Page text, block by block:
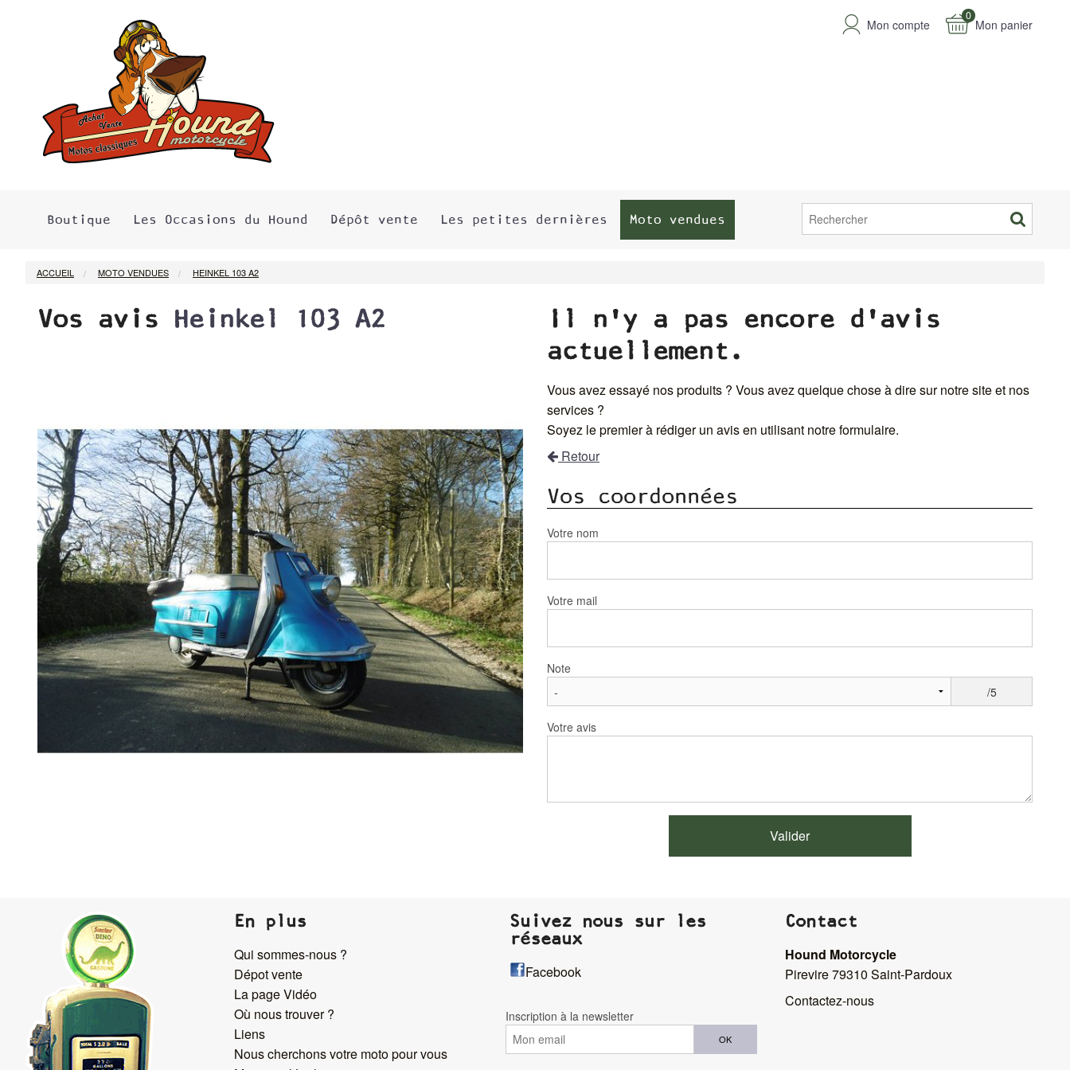
0
Mon panier
Mon compte
Boutique Les Occasions du Hound Dépôt vente Les petites dernières Moto vendues
ACCUEIL MOTO VENDUES HEINKEL 103 A2
Vos avis Heinkel 103 A2
Il n'y a pas encore d'avis
actuellement.
Vous avez essayé nos produits ? Vous avez quelque chose à dire sur notre site et nos
services ?
Soyez le premier à rédiger un avis en utilisant notre formulaire.
Retour
Vos coordonnées
Votre nom
Votre mail
Note
/5
Votre avis
En plus
Qui sommes-nous ?
Dépot vente
La page Vidéo
Où nous trouver ?
Liens
Nous cherchons votre moto pour vous
Suivez nous sur les
réseaux
Facebook
Inscription à la newsletter
OK
Contact
Hound Motorcycle
Pirevire 79310 Saint-Pardoux
Contactez-nous